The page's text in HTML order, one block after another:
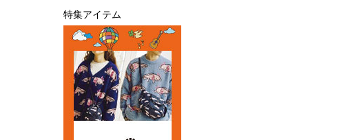
特集アイテム